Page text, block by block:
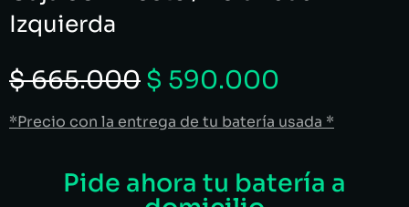
Izquierda
$665.000 $ 590.000
*Precio con la entrega de tu batería usada *
Pide ahora tu batería a